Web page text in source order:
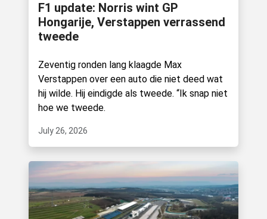
F1 update: Norris wint GP
Hongarije, Verstappen verrassend
tweede
Zeventig ronden lang klaagde Max
Verstappen over een auto die niet deed wat
hij wilde. Hij eindigde als tweede. “Ik snap niet
hoe we tweede.
July 26, 2026